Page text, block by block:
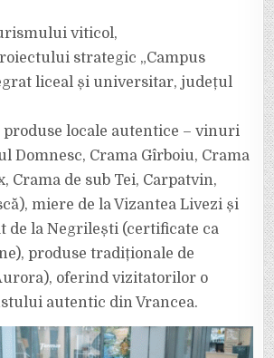
viticol,
strategic „Campus
liceal și universitar, județul
produse locale autentice – vinuri
Domnesc, Crama Gîrboiu, Crama
Crama de sub Tei, Carpatvin,
miere de la Vizantea Livezi și
de la Negrilești (certificate ca
produse tradiționale de
oferind vizitatorilor o
autentic din Vrancea.